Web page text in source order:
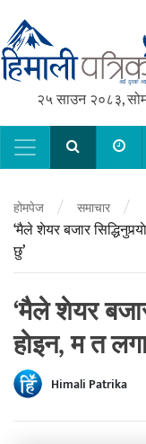
२५ साउन २०८३,
Main
होमपेज / समाचार /
‘मैले शेयर बजार
छु’
‘मैले शेयर
हाेइन, म त
Himali Patrika